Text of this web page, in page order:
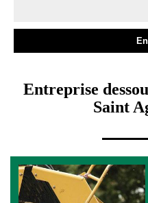
Entreprise
Saint